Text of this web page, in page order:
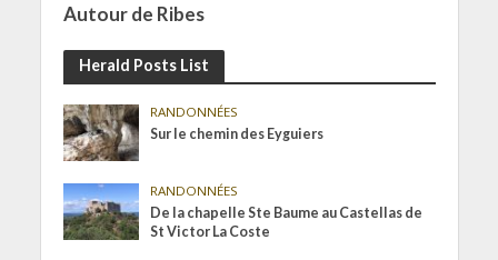
Autour de Ribes
Herald Posts List
RANDONNÉES
Sur le chemin des Eyguiers
RANDONNÉES
De la chapelle Ste Baume au Castellas de
St Victor La Coste